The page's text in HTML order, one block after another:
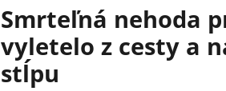
Smrteľná nehoda
vyletelo z cesty a
stĺpu